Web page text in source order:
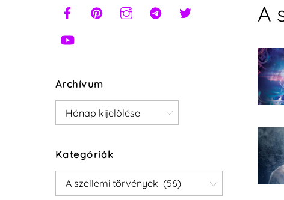
A
Archívum
Archívum
Kategóriák
Kategóriák